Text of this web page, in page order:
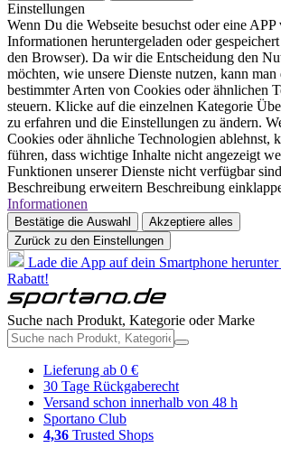
Einstellungen
Wenn Du die Webseite besuchst oder eine
Informationen heruntergeladen oder
den Browser). Da wir die Entscheidung den
möchten, wie unsere Dienste nutzen, kann
bestimmter Arten von Cookies oder ähnlichen
steuern. Klicke auf die einzelnen Kategorie
zu erfahren und die Einstellungen zu ändern.
Cookies oder ähnliche Technologien ablehnst,
führen, dass wichtige Inhalte nicht angezeigt
Funktionen unserer Dienste nicht verfügbar
Beschreibung erweitern Beschreibung
Informationen
Bestätige die Auswahl
Akzeptiere alles
Zurück zu den Einstellungen
Lade die App auf dein Smartphone
Rabatt!
Suche nach Produkt, Kategorie oder Marke
Lieferung ab 0 €
30 Tage Rückgaberecht
Versand schon innerhalb von 48 h
Sportano Club
4,36 Trusted Shops